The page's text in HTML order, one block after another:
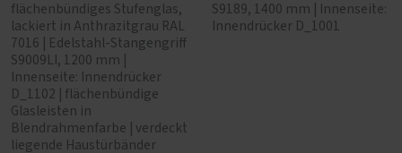
flächenbündiges Stufenglas,
lackiert in Anthrazitgrau RAL
7016 | Edelstahl-Stangengriff
S9009LI, 1200 mm |
Innenseite: Innendrücker
D_1102 | flächenbündige
Glasleisten in
Blendrahmenfarbe | verdeckt
liegende Haustürbänder
S9189, 1400 mm | Innenseite:
Innendrücker D_1001